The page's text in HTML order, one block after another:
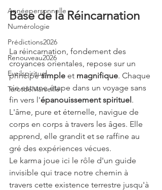
Annéepersonnelle
Numérologie
Prédictions2026
Renouveau2026
Eveilspirituel
TarotdeMarseille
Base de la Réincarnation
La réincarnation, fondement des
croyances orientales, repose sur un
principe simple et magnifique. Chaque
vie est une étape dans un voyage sans
fin vers l'épanouissement spirituel.
L'âme, pure et éternelle, navigue de
corps en corps à travers les âges. Elle
apprend, elle grandit et se raffine au
gré des expériences vécues.
Le karma joue ici le rôle d'un guide
invisible qui trace notre chemin à
travers cette existence terrestre jusqu'à